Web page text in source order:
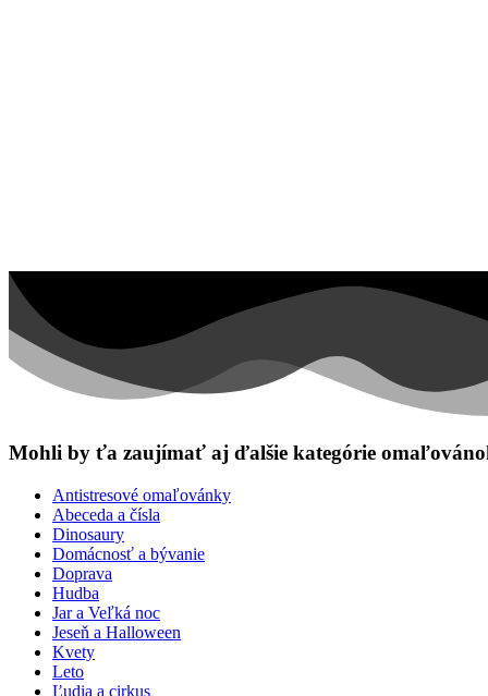
Zvieratá a príroda
Nezaradené
Mohli by ťa zaujímať aj ďalšie kategórie
Antistresové omaľovánky
Abeceda a čísla
Dinosaury
Domácnosť a bývanie
Doprava
Hudba
Jar a Veľká noc
Jeseň a Halloween
Kvety
Leto
Ľudia a cirkus